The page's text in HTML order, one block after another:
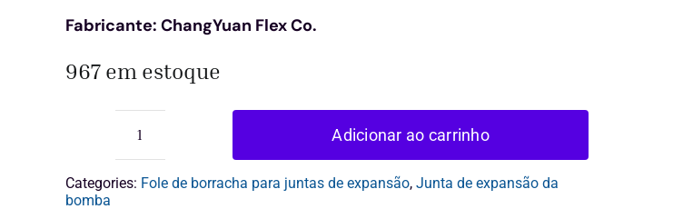
$15.00.
$11.00.
Fabricante: ChangYuan Flex Co.
967 em estoque
junta
de
dilatação
Adicionar ao carrinho
Categories: Fole de borracha para juntas de expansão, Junta de expansão da
bomba